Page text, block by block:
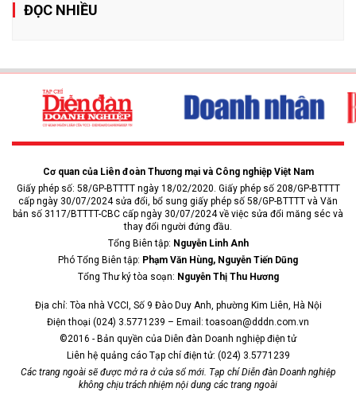
ĐỌC NHIỀU
Cơ quan của Liên đoàn Thương mại và Công nghiệp Việt Nam
Giấy phép số: 58/GP-BTTTT ngày 18/02/2020. Giấy phép số 208/GP-BTTTT
cấp ngày 30/07/2024 sửa đổi, bổ sung giấy phép số 58/GP-BTTTT và Văn
bản số 3117/BTTTT-CBC cấp ngày 30/07/2024 về việc sửa đổi măng séc và
thay đổi người đứng đầu.
Tổng Biên tập: Nguyễn Linh Anh
Phó Tổng Biên tập: Phạm Văn Hùng, Nguyễn Tiến Dũng
Tổng Thư ký tòa soạn: Nguyễn Thị Thu Hương
Địa chỉ: Tòa nhà VCCI, Số 9 Đào Duy Anh, phường Kim Liên, Hà Nội
Điện thoại (024) 3.5771239 – Email: toasoan@dddn.com.vn
©2016 - Bản quyền của Diễn đàn Doanh nghiệp điện tử
Liên hệ quảng cáo Tạp chí điện tử: (024) 3.5771239
Các trang ngoài sẽ được mở ra ở cửa sổ mới. Tạp chí Diễn đàn Doanh nghiệp
không chịu trách nhiệm nội dung các trang ngoài